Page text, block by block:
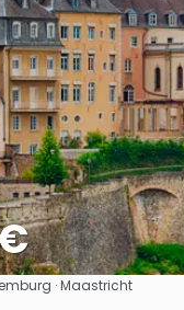
Sehen
· Maastricht